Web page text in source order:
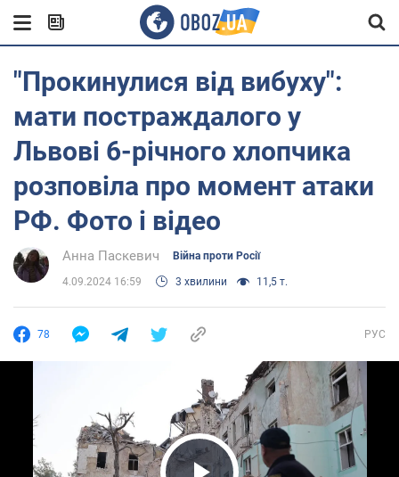
"Прокинулися від вибуху":
мати постраждалого у
Львові 6-річного хлопчика
розповіла про момент атаки
РФ. Фото і відео
Анна Паскевич Війна проти Росії
4.09.2024 16:59 3 хвилини 11,5 т.
78 РУС